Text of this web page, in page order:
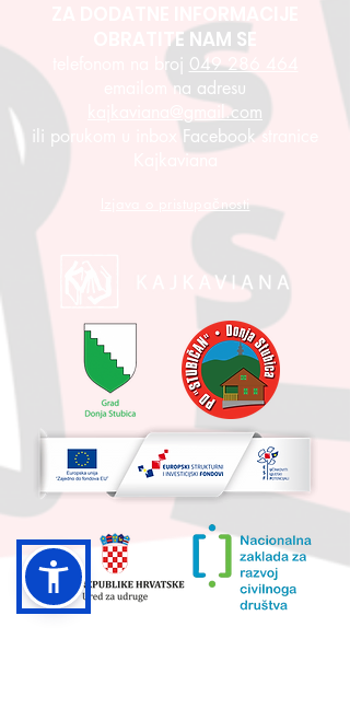
ZA DODATNE INFORMACIJE
OBRATITE NAM SE
telefonom na broj 049 286 464
emailom na adresu
kajkaviana@gmail.com
ili porukom u inbox Facebook stranice
Kajkaviana
Izjava o pristupačnosti